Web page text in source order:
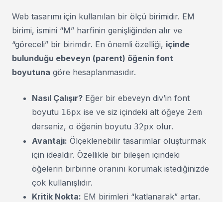
Web tasarımı için kullanılan bir ölçü birimidir. EM
birimi, ismini “M” harfinin genişliğinden alır ve
“göreceli” bir birimdir. En önemli özelliği, içinde
bulunduğu ebeveyn (parent) öğenin font
boyutuna göre hesaplanmasıdır.
Nasıl Çalışır? Eğer bir ebeveyn div’in font
boyutu 16px ise ve siz içindeki alt öğeye 2em
derseniz, o öğenin boyutu 32px olur.
Avantajı: Ölçeklenebilir tasarımlar oluşturmak
için idealdir. Özellikle bir bileşen içindeki
öğelerin birbirine oranını korumak istediğinizde
çok kullanışlıdır.
Kritik Nokta: EM birimleri “katlanarak” artar.